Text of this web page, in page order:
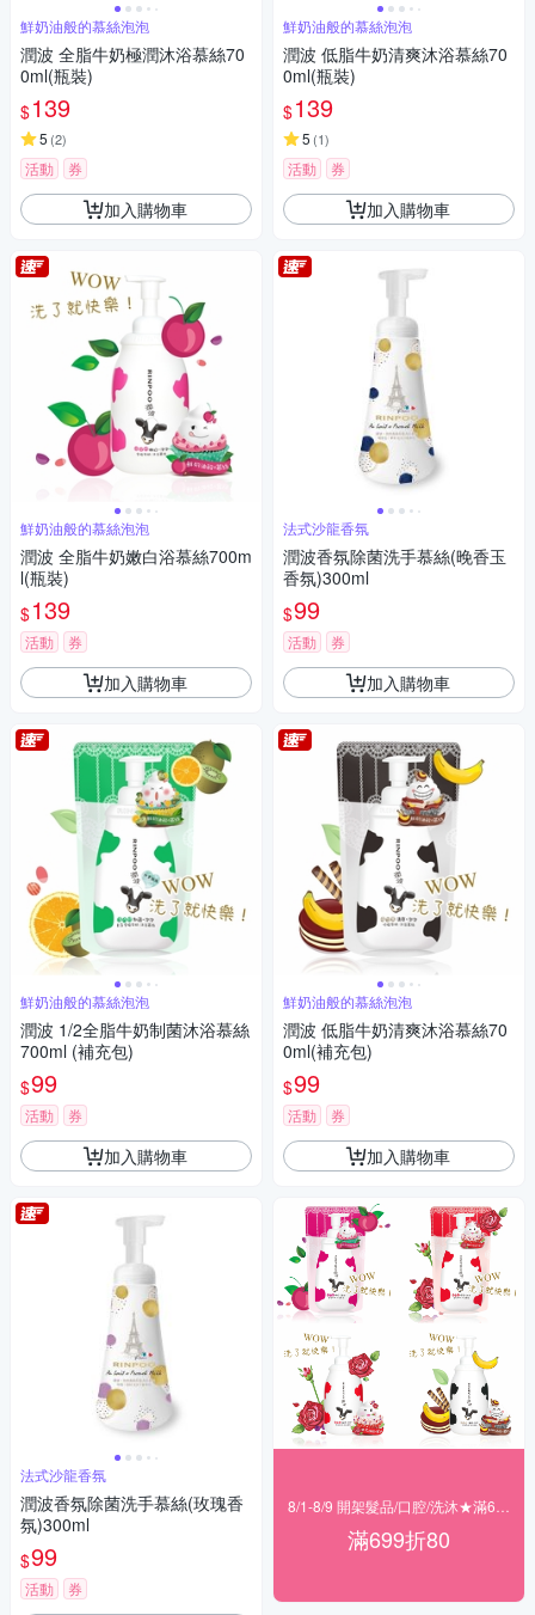
鮮奶油般的慕絲泡泡
潤波 全脂牛奶極潤沐浴慕絲70
0ml(瓶裝)
$139
5 (2)
活動 券
加入購物車
鮮奶油般的慕絲泡泡
潤波 全脂牛奶嫩白浴慕絲700m
l(瓶裝)
$139
活動 券
加入購物車
鮮奶油般的慕絲泡泡
潤波 1/2全脂牛奶制菌沐浴慕絲
700ml (補充包)
$99
活動 券
加入購物車
法式沙龍香氛
潤波香氛除菌洗手慕絲(玫瑰香
氛)300ml
$99
活動 券
鮮奶油般的慕絲泡泡
潤波 低脂牛奶清爽沐浴慕絲70
0ml(瓶裝)
$139
5 (1)
活動 券
加入購物車
法式沙龍香氛
潤波香氛除菌洗手慕絲(晚香玉
香氛)300ml
$99
活動 券
加入購物車
鮮奶油般的慕絲泡泡
潤波 低脂牛奶清爽沐浴慕絲70
0ml(補充包)
$99
活動 券
加入購物車
滿699折80